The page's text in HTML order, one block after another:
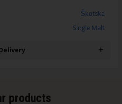
Škotska
Single Malt
+
products